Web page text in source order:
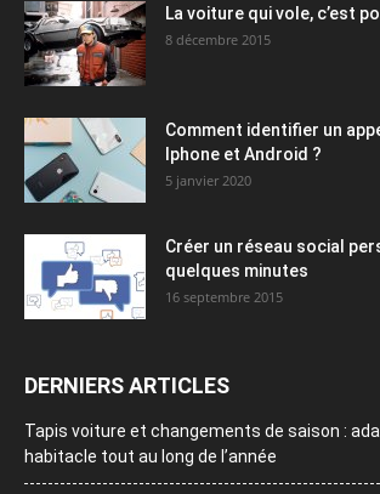
La voiture qui vole, c’est
8 décembre 2015
Comment identifier un
Iphone et Android ?
5 janvier 2020
Créer un réseau social
quelques minutes
16 septembre 2015
DERNIERS ARTICLES
Tapis voiture et changements de saison :
habitacle tout au long de l’année